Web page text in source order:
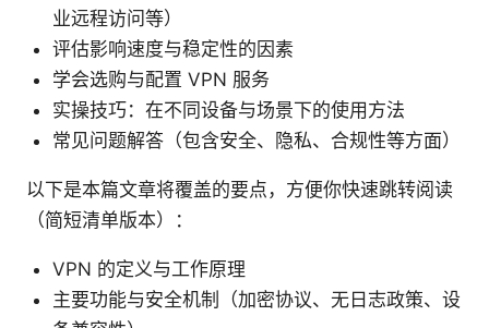
业远程访问等）
评估影响速度与稳定性的因素
学会选购与配置 VPN 服务
实操技巧：在不同设备与场景下的使用方法
常见问题解答（包含安全、隐私、合规性等方面）
以下是本篇文章将覆盖的要点，方便你快速跳转阅读
（简短清单版本）：
VPN 的定义与工作原理
主要功能与安全机制（加密协议、无日志政策、设